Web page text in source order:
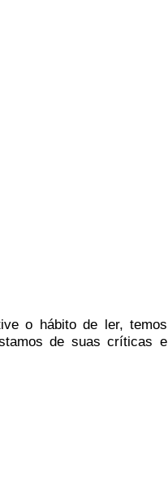
o hábito de ler, temos
de suas críticas e